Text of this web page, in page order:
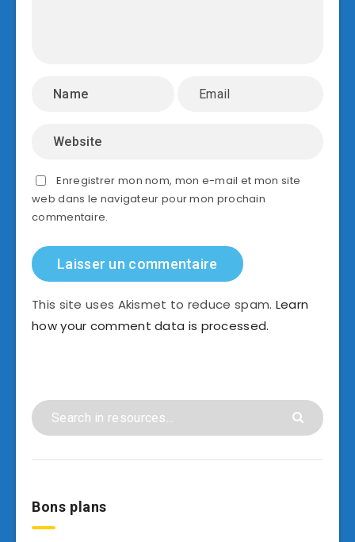
Enregistrer mon nom, mon e-mail et mon site
web dans le navigateur pour mon prochain
commentaire.
This site uses Akismet to reduce spam. Learn
how your comment data is processed.
Bons plans